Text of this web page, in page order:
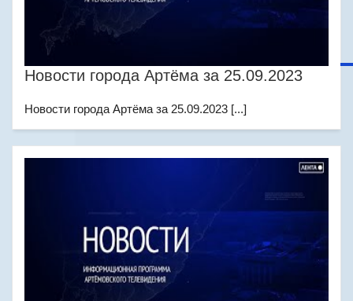
Новости города Артёма за 25.09.2023
Новости города Артёма за 25.09.2023 [...]